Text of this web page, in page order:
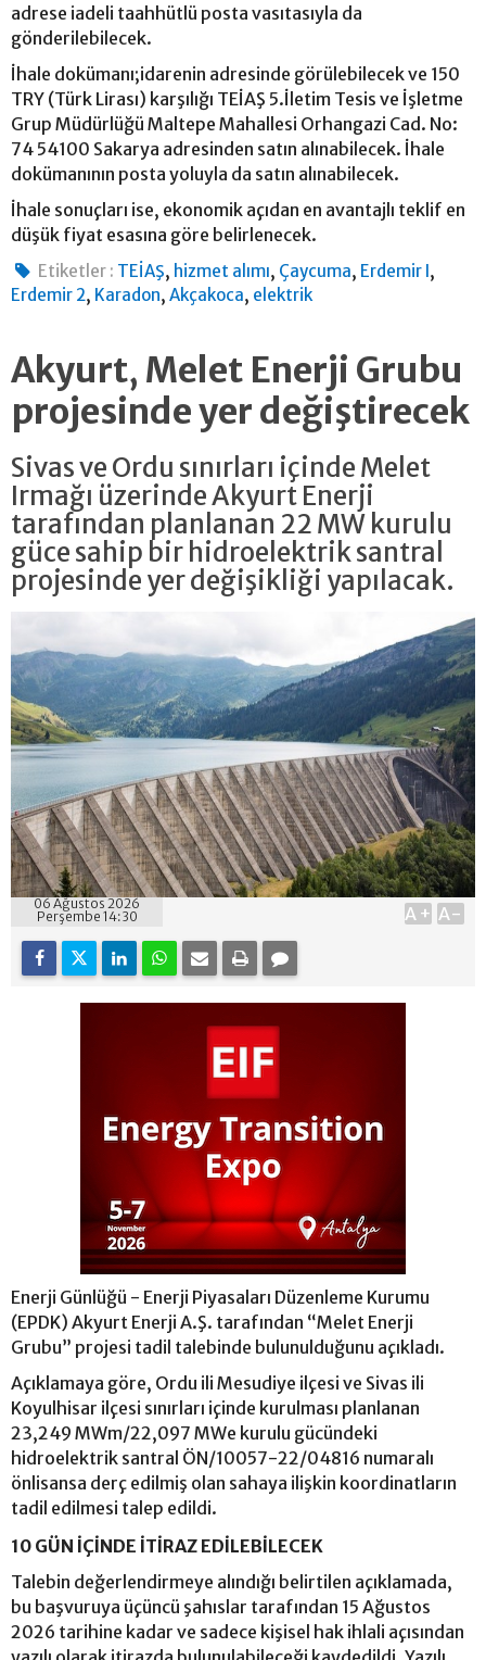
adrese iadeli taahhütlü posta vasıtasıyla da
gönderilebilecek.
İhale dokümanı;idarenin adresinde görülebilecek ve 150
TRY (Türk Lirası) karşılığı TEİAŞ 5.İletim Tesis ve İşletme
Grup Müdürlüğü Maltepe Mahallesi Orhangazi Cad. No:
74 54100 Sakarya adresinden satın alınabilecek. İhale
dokümanının posta yoluyla da satın alınabilecek.
İhale sonuçları ise, ekonomik açıdan en avantajlı teklif en
düşük fiyat esasına göre belirlenecek.
Etiketler : TEİAŞ, hizmet alımı, Çaycuma, Erdemir I,
Erdemir 2, Karadon, Akçakoca, elektrik
Akyurt, Melet Enerji Grubu
projesinde yer değiştirecek
Sivas ve Ordu sınırları içinde Melet
Irmağı üzerinde Akyurt Enerji
tarafından planlanan 22 MW kurulu
güce sahip bir hidroelektrik santral
projesinde yer değişikliği yapılacak.
06 Ağustos 2026
Perşembe 14:30
A+ A-
Enerji Günlüğü - Enerji Piyasaları Düzenleme Kurumu
(EPDK) Akyurt Enerji A.Ş. tarafından “Melet Enerji
Grubu” projesi tadil talebinde bulunulduğunu açıkladı.
Açıklamaya göre, Ordu ili Mesudiye ilçesi ve Sivas ili
Koyulhisar ilçesi sınırları içinde kurulması planlanan
23,249 MWm/22,097 MWe kurulu gücündeki
hidroelektrik santral ÖN/10057-22/04816 numaralı
önlisansa derç edilmiş olan sahaya ilişkin koordinatların
tadil edilmesi talep edildi.
10 GÜN İÇİNDE İTİRAZ EDİLEBİLECEK
Talebin değerlendirmeye alındığı belirtilen açıklamada,
bu başvuruya üçüncü şahıslar tarafından 15 Ağustos
2026 tarihine kadar ve sadece kişisel hak ihlali açısından